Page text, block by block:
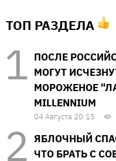
ТОП РАЗДЕЛА
ПОСЛЕ
МОГУТ
МОРОЖЕНОЕ
MILLENNIUM
04 Августа 20:15
ЯБЛОЧНЫЙ
ЧТО БРАТЬ С